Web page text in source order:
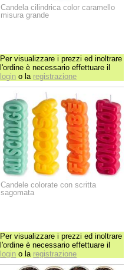
Candela cilindrica color caramello
misura grande
Per visualizzare i prezzi ed inoltrare
l'ordine è necessario effettuare il
login o la registrazione
Candele colorate con scritta
sagomata
Per visualizzare i prezzi ed inoltrare
l'ordine è necessario effettuare il
login o la registrazione